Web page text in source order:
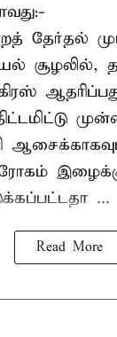
தேர்தல்
சூழலில்,
ஆதரிப்பது
...
Read More